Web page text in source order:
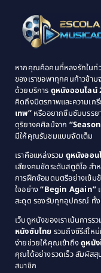
1995
1993
1989
1987
1985
1983
1979
1976
1974
1971
1969
1964
หากคุณคือคนที่หลงรักในท่ว
ของเราขอพาทุกคนก้าวข้า
ด้วยบริการ ดูหนังออนไลน์
คิดถึงมิตรภาพและความเก
เทพ”หรืออยากซึมซับบรรย
ดุริยางคศิลป์จาก
มีให้คุณรับชมแบบจัดเต็ม
เราคือแหล่งรวม ดูหนังออน
เสียงคมชัดระดับสตูดิโอ ส
การฝึกซ้อมดนตรีอย่างเข้ม
ใจอย่าง“Begin Again”
สะดุด รองรับทุกอุปกรณ์ ทั้
เว็บดูหนังของเราเน้นการร
หนังซับไทย รวมถึงซีรีส์ให
ง่ายช่วยให้คุณเข้าถึงดูหนัง
คุณได้อย่างรวดเร็ว สัมผัส
สมาชิก